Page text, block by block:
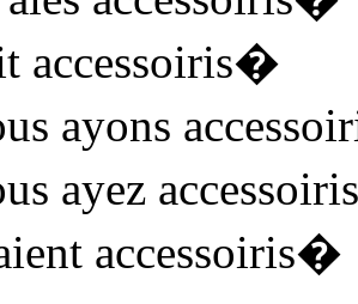
accessoiris�
ayons
ayez accessoiris
accessoiris�